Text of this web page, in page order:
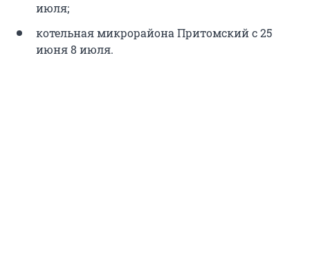
июля;
котельная микрорайона Притомский с 25
июня 8 июля.